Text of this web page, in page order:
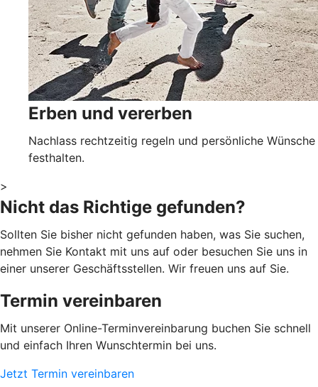
Erben und vererben
Nachlass rechtzeitig regeln und persönliche Wünsche
festhalten.
>
Nicht das Richtige gefunden?
Sollten Sie bisher nicht gefunden haben, was Sie suchen,
nehmen Sie Kontakt mit uns auf oder besuchen Sie uns in
einer unserer Geschäftsstellen. Wir freuen uns auf Sie.
Termin vereinbaren
Mit unserer Online-Terminvereinbarung buchen Sie schnell
und einfach Ihren Wunschtermin bei uns.
Jetzt Termin vereinbaren